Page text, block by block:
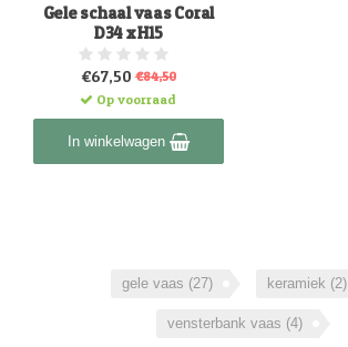
Gele schaal vaas Coral
D34 x H15
€67,50 €84,50
Op voorraad
In winkelwagen
gele vaas (27) keramiek (2)
vensterbank vaas (4)